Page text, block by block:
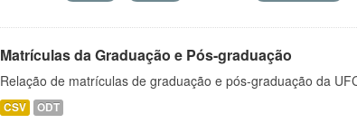
Matrículas da Graduação e Pós-graduação
Relação de matrículas de graduação e pós-graduação da
CSV ODT